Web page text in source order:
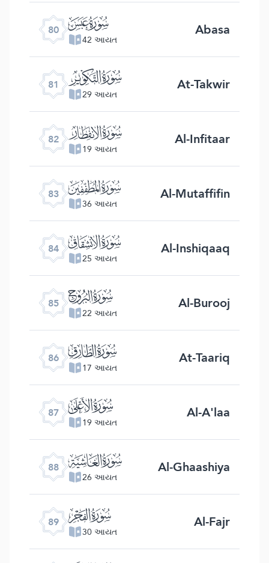
80 ﯽ
42 આયત Abasa
81 ﯾ
29 આયત At-Takwir
82 ﯿ
19 આયત Al-Infitaar
83 ﰀ
36 આયત Al-Mutaffifin
84 ﰁ
25 આયત Al-Inshiqaaq
85 ﰂ
22 આયત Al-Burooj
86 ﰃ
17 આયત At-Taariq
87 ﰄ
19 આયત Al-A'laa
88 ﰅ
26 આયત Al-Ghaashiya
89 ﰆ
30 આયત Al-Fajr